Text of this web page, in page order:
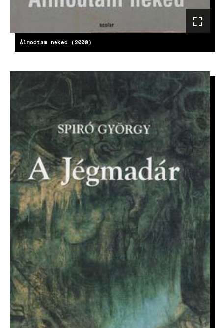
Álmodtam neked (2000)
IMAGE